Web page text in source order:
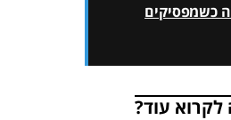
כשמפסיקים
לקרוא עוד?